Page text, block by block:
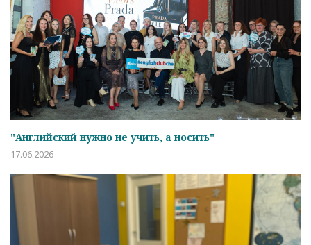
"Английский нужно не учить, а носить"
17.06.2026